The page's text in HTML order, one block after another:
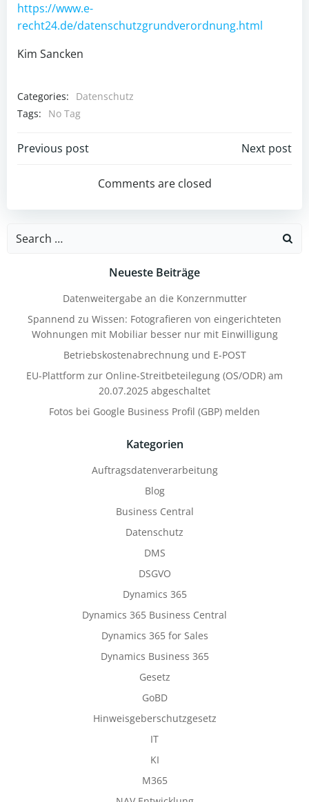
https://www.e-
recht24.de/datenschutzgrundverordnung.html
Kim Sancken
Categories:
Datenschutz
Tags:
No Tag
Post
navigation
Previous post
navigation
Next post
Comments are closed
Search
Neueste Beiträge
Datenweitergabe an die Konzernmutter
Spannend zu Wissen: Fotografieren von eingerichteten
Wohnungen mit Mobiliar besser nur mit Einwilligung
Betriebskostenabrechnung und E-POST
EU-Plattform zur Online-Streitbeteilegung (OS/ODR) am
20.07.2025 abgeschaltet
Fotos bei Google Business Profil (GBP) melden
Kategorien
Auftragsdatenverarbeitung
Blog
Business Central
Datenschutz
DMS
DSGVO
Dynamics 365
Dynamics 365 Business Central
Dynamics 365 for Sales
Dynamics Business 365
Gesetz
GoBD
Hinweisgeberschutzgesetz
IT
KI
M365